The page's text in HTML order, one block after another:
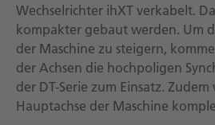
Wechselrichter ihXT verkabelt.
kompakter gebaut werden. Um
der Maschine zu steigern,
der Achsen die hochpoligen
der DT-Serie zum Einsatz.
Hauptachse der Maschine